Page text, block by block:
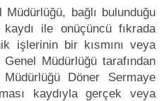
bağlı bulunduğu
kaydı ile onüçüncü fıkrada
işlerinin bir kısmını veya
Müdürlüğü tarafından
Döner Sermaye
kaydıyla gerçek veya